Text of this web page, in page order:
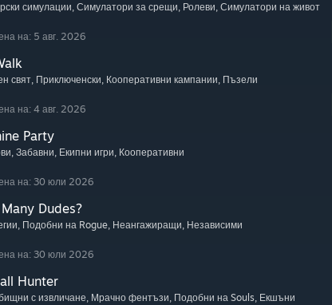
симулации, Симулатори за срещи, Ролеви, Симулатори на живот
на: 5 авг. 2026
свят, Приключенски, Кооперативни кампании, Пъзели
на: 4 авг. 2026
Party
, Забавни, Екипни игри, Кооперативни
на: 30 юли 2026
Dudes?
, Подобни на Rogue, Неангажиращи, Независими
на: 30 юли 2026
Hunter
с извличане, Мрачно фентъзи, Подобни на Souls, Екшъни